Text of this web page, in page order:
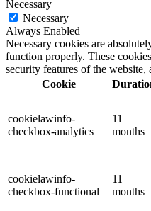
Necessary
Necessary
Always Enabled
Necessary cookies are
function properly. These
security features of the website,
Cookie
cookielawinfo-
checkbox-analytics
11
months
cookielawinfo-
checkbox-functional
11
months